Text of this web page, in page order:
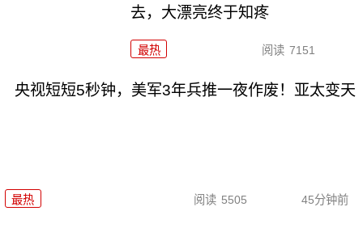
去，大漂亮终于知疼
最热 阅读 7151
央视短短5秒钟，美军3年兵推一夜作废！亚太变天
最热 阅读 5505 45分钟前